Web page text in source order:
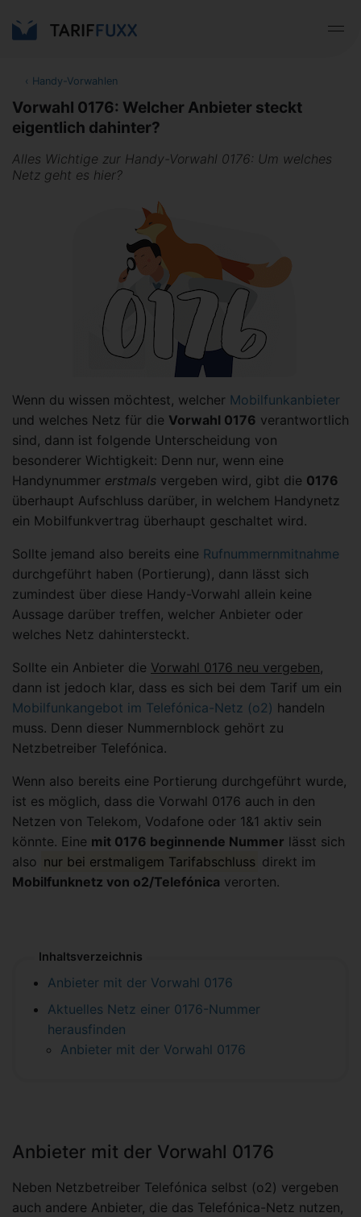
‹ Handy-Vorwahlen
Vorwahl 0176: Welcher Anbieter steckt
eigentlich dahinter?
Alles Wichtige zur Handy-Vorwahl 0176: Um welches
Netz geht es hier?
Wenn du wissen möchtest, welcher Mobilfunkanbieter
und welches Netz für die Vorwahl 0176 verantwortlich
sind, dann ist folgende Unterscheidung von
besonderer Wichtigkeit: Denn nur, wenn eine
Handynummer erstmals vergeben wird, gibt die 0176
überhaupt Aufschluss darüber, in welchem Handynetz
ein Mobilfunkvertrag überhaupt geschaltet wird.
Sollte jemand also bereits eine Rufnummernmitnahme
durchgeführt haben (Portierung), dann lässt sich
zumindest über diese Handy-Vorwahl allein keine
Aussage darüber treffen, welcher Anbieter oder
welches Netz dahintersteckt.
Sollte ein Anbieter die Vorwahl 0176 neu vergeben,
dann ist jedoch klar, dass es sich bei dem Tarif um ein
Mobilfunkangebot im Telefónica-Netz (o2) handeln
muss. Denn dieser Nummernblock gehört zu
Netzbetreiber Telefónica.
Wenn also bereits eine Portierung durchgeführt wurde,
ist es möglich, dass die Vorwahl 0176 auch in den
Netzen von Telekom, Vodafone oder 1&1 aktiv sein
könnte. Eine mit 0176 beginnende Nummer lässt sich
also nur bei erstmaligem Tarifabschluss direkt im
Mobilfunknetz von o2/Telefónica verorten.
Inhaltsverzeichnis
Anbieter mit der Vorwahl 0176
Aktuelles Netz einer 0176-Nummer
herausfinden
Anbieter mit der Vorwahl 0176
Anbieter mit der Vorwahl 0176
Neben Netzbetreiber Telefónica selbst (o2) vergeben
auch andere Anbieter, die das Telefónica-Netz nutzen,